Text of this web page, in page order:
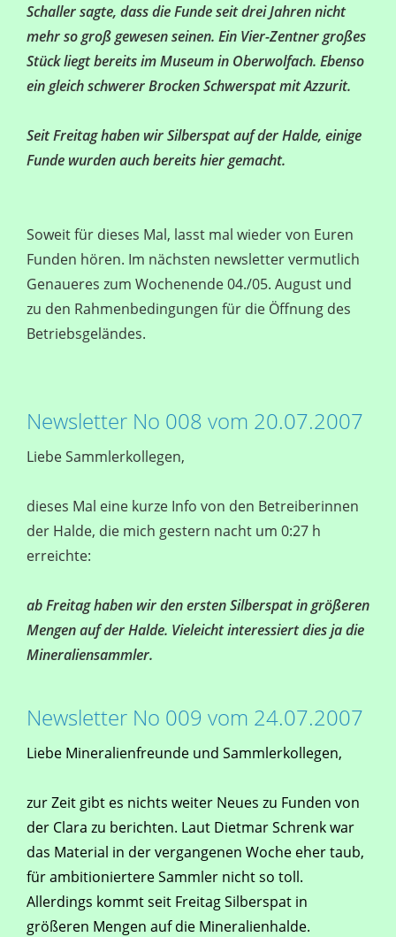
Schaller sagte, dass die Funde seit drei Jahren nicht
mehr so groß gewesen seinen. Ein Vier-Zentner großes
Stück liegt bereits im Museum in Oberwolfach. Ebenso
ein gleich schwerer Brocken Schwerspat mit Azzurit.
Seit Freitag haben wir Silberspat auf der Halde, einige
Funde wurden auch bereits hier gemacht.
Soweit für dieses Mal, lasst mal wieder von Euren
Funden hören. Im nächsten newsletter vermutlich
Genaueres zum Wochenende 04./05. August und
zu den Rahmenbedingungen für die Öffnung des
Betriebsgeländes.
Newsletter No 008 vom 20.07.2007
Liebe Sammlerkollegen,
dieses Mal eine kurze Info von den Betreiberinnen
der Halde, die mich gestern nacht um 0:27 h
erreichte:
ab Freitag haben wir den ersten Silberspat in größeren
Mengen auf der Halde. Vieleicht interessiert dies ja die
Mineraliensammler.
Newsletter No 009 vom 24.07.2007
Liebe Mineralienfreunde und Sammlerkollegen,
zur Zeit gibt es nichts weiter Neues zu Funden von
der Clara zu berichten. Laut Dietmar Schrenk war
das Material in der vergangenen Woche eher taub,
für ambitioniertere Sammler nicht so toll.
Allerdings kommt seit Freitag Silberspat in
größeren Mengen auf die Mineralienhalde.